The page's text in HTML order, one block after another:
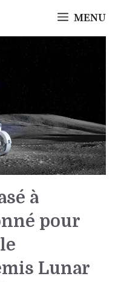
MENU
à
pour
Lunar